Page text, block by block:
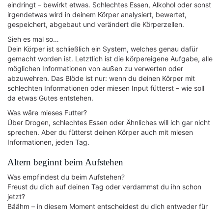
eindringt – bewirkt etwas. Schlechtes Essen, Alkohol oder sonst
irgendetwas wird in deinem Körper analysiert, bewertet,
gespeichert, abgebaut und verändert die Körperzellen.
Sieh es mal so…
Dein Körper ist schließlich ein System, welches genau dafür
gemacht worden ist. Letztlich ist die körpereigene Aufgabe, alle
möglichen Informationen von außen zu verwerten oder
abzuwehren. Das Blöde ist nur: wenn du deinen Körper mit
schlechten Informationen oder miesen Input fütterst – wie soll
da etwas Gutes entstehen.
Was wäre mieses Futter?
Über Drogen, schlechtes Essen oder Ähnliches will ich gar nicht
sprechen. Aber du fütterst deinen Körper auch mit miesen
Informationen, jeden Tag.
Altern beginnt beim Aufstehen
Was empfindest du beim Aufstehen?
Freust du dich auf deinen Tag oder verdammst du ihn schon
jetzt?
Bäähm – in diesem Moment entscheidest du dich entweder für